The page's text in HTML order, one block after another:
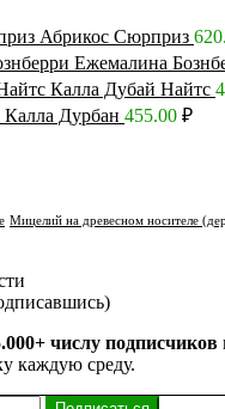
Абрикос Сюрприз
Ежемалина
Калла Дубай Найтс
Калла Дурбан 455.00 ₽
Мицелий на древесном носителе
числу подписчиков
каждую среду.